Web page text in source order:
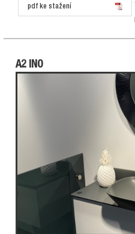
pdf ke stažení
A2 INO